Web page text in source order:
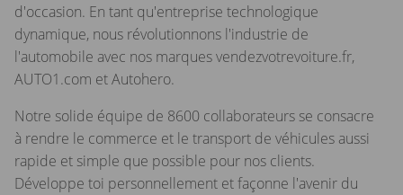
d'occasion. En tant qu'entreprise technologique
dynamique, nous révolutionnons l'industrie de
l'automobile avec nos marques vendezvotrevoiture.fr,
AUTO1.com et Autohero.
Notre solide équipe de 8600 collaborateurs se consacre
à rendre le commerce et le transport de véhicules aussi
rapide et simple que possible pour nos clients.
Développe toi personnellement et façonne l'avenir du